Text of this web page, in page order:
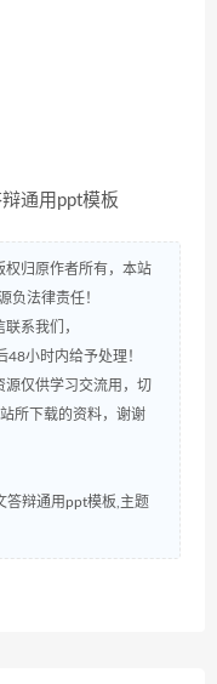
权归原作者所有，本站
负法律责任！
系我们，
小时内给予处理！
源仅供学习交流用，切
所下载的资料，谢谢
答辩通用ppt模板,主题